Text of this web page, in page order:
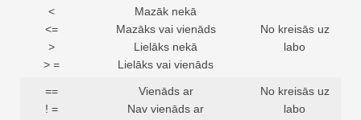
<
<=
>
> =
Mazāk nekā
Mazāks vai vienāds
Lielāks nekā
Lielāks vai vienāds
No kreisās uz
labo
==
! =
Vienāds ar
Nav vienāds ar
No kreisās uz
labo